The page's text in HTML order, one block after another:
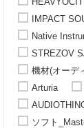
IMPACT
Native
STREZOV
機材(オーデ
Arturia
ソフト